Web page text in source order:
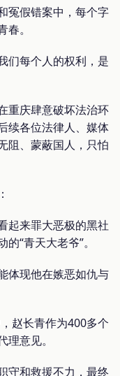
冤假错案中，每个字
。
们每个人的权利，是
重庆肆意破坏法治环
续各位法律人、媒体
阻、蒙蔽国人，只怕
起来罪大恶极的黑社
“青天大老爷”。
体现他在嫉恶如仇与
赵长青作为400多个
意见。
守和救援不力，最终